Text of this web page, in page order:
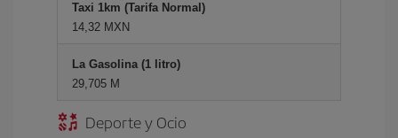
Taxi 1km (Tarifa Normal)
14,32 MXN
La Gasolina (1 litro)
29,705 M
Deporte y Ocio